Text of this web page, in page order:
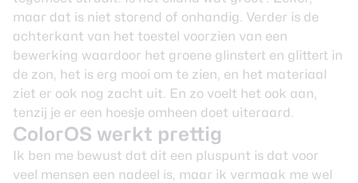
maar dat is niet storend of onhandig. Verder is de
achterkant van het toestel voorzien van een
bewerking waardoor het groene glinstert en glittert in
de zon, het is erg mooi om te zien, en het materiaal
ziet er ook nog zacht uit. En zo voelt het ook aan,
tenzij je er een hoesje omheen doet uiteraard.
ColorOS werkt prettig
Ik ben me bewust dat dit een pluspunt is dat voor
veel mensen een nadeel is, maar ik vermaak me wel